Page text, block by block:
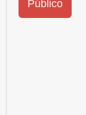
Público